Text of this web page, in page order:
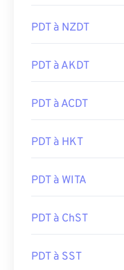
PDT à NZDT
PDT à AKDT
PDT à ACDT
PDT à HKT
PDT à WITA
PDT à ChST
PDT à SST